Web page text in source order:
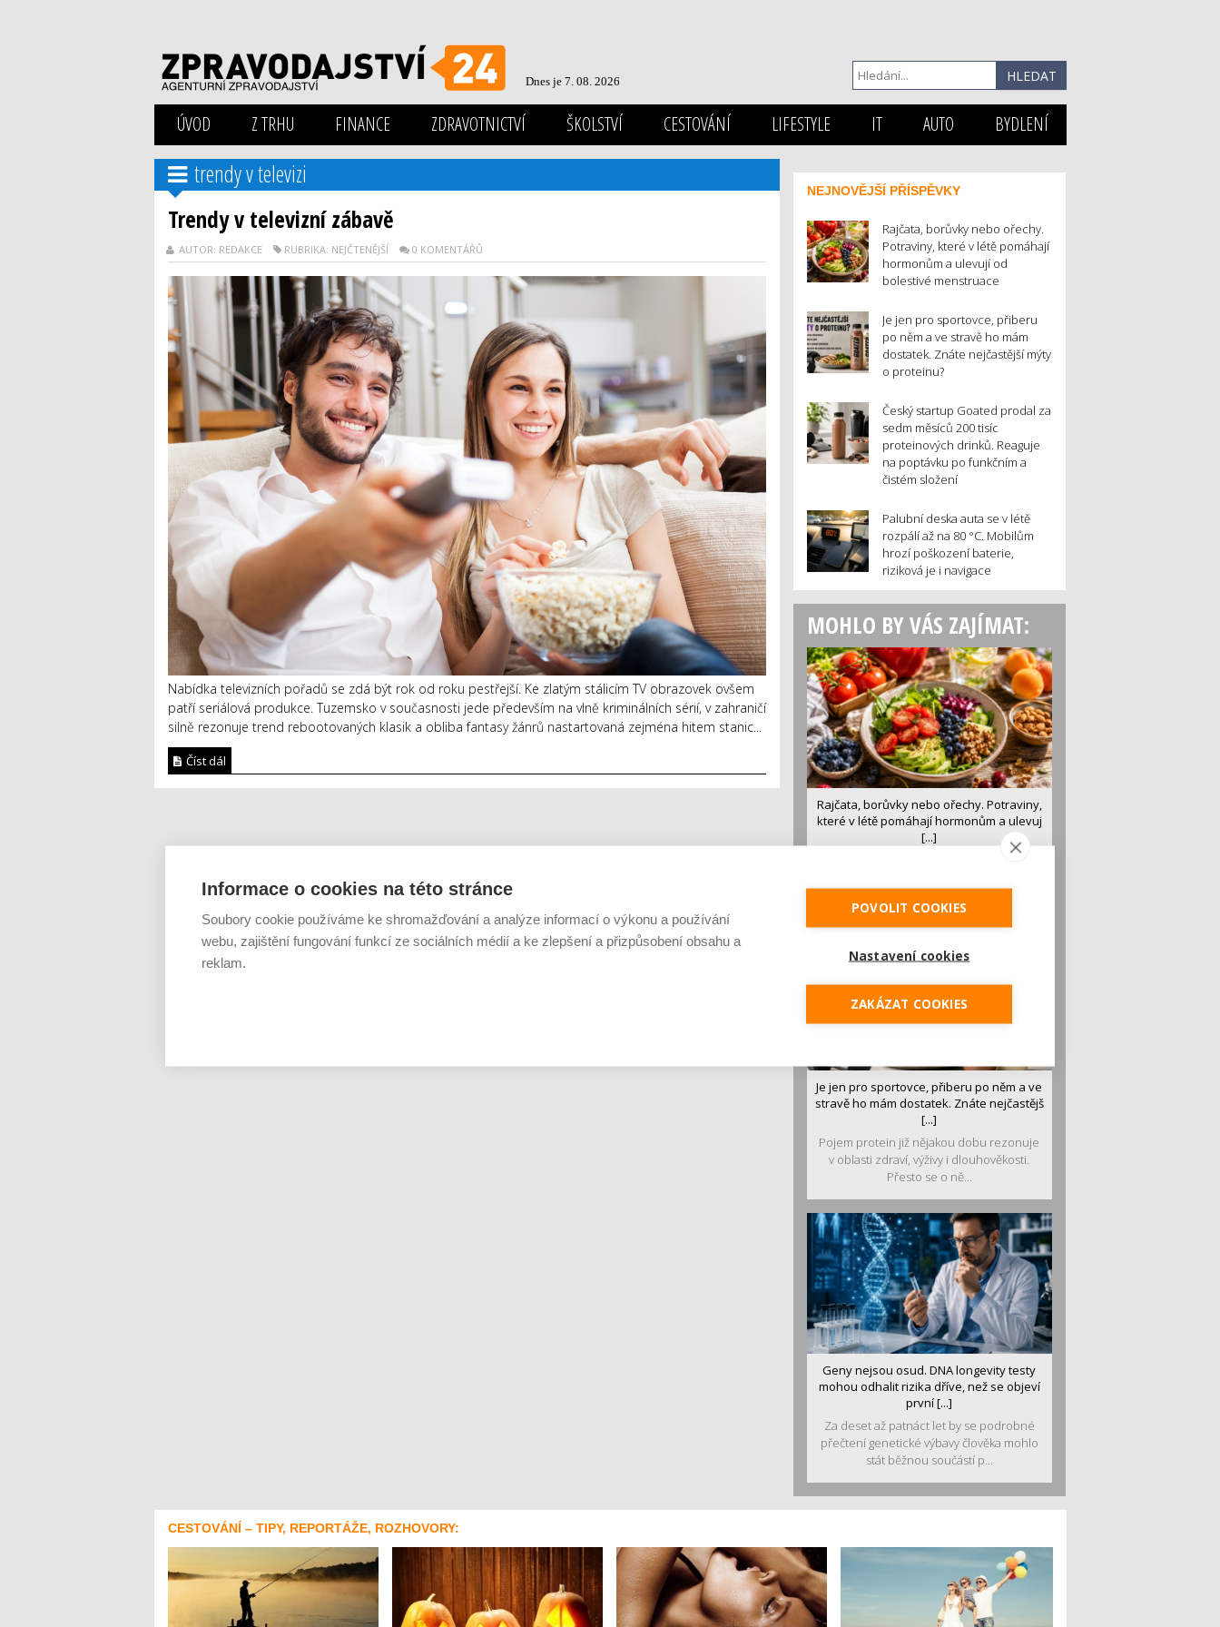
Dnes je 7. 08. 2026
ÚVOD Z TRHU FINANCE ZDRAVOTNICTVÍ ŠKOLSTVÍ CESTOVÁNÍ LIFESTYLE IT AUTO BYDLENÍ
trendy v televizi
Trendy v televizní zábavě
AUTOR: REDAKCE RUBRIKA: NEJČTENĚJŠÍ 0 KOMENTÁŘŮ
Nabídka televizních pořadů se zdá být rok od roku pestřejší. Ke zlatým stálicím TV obrazovek ovšem
patří seriálová produkce. Tuzemsko v současnosti jede především na vlně kriminálních sérií, v zahraničí
silně rezonuje trend rebootovaných klasik a obliba fantasy žánrů nastartovaná zejména hitem stanic...
Číst dál
NEJNOVĚJŠÍ PŘÍSPĚVKY
Rajčata, borůvky nebo ořechy.
Potraviny, které v létě pomáhají
hormonům a ulevují od
bolestivé menstruace
Je jen pro sportovce, přiberu
po něm a ve stravě ho mám
dostatek. Znáte nejčastější mýty
o proteinu?
Český startup Goated prodal za
sedm měsíců 200 tisíc
proteinových drinků. Reaguje
na poptávku po funkčním a
čistém složení
Palubní deska auta se v létě
rozpálí až na 80 °C. Mobilům
hrozí poškození baterie,
riziková je i navigace
MOHLO BY VÁS ZAJÍMAT:
Rajčata, borůvky nebo ořechy. Potraviny,
které v létě pomáhají hormonům a ulevuj
[...]
luštěniny jsou práv...
Je jen pro sportovce, přiberu po něm a ve
stravě ho mám dostatek. Znáte nejčastějš
[...]
Pojem protein již nějakou dobu rezonuje
v oblasti zdraví, výživy i dlouhověkosti.
Přesto se o ně...
Geny nejsou osud. DNA longevity testy
mohou odhalit rizika dříve, než se objeví
první [...]
Za deset až patnáct let by se podrobné
přečtení genetické výbavy člověka mohlo
stát běžnou součástí p...
CESTOVÁNÍ – TIPY, REPORTÁŽE, ROZHOVORY:
Informace o cookies na této stránce
Soubory cookie používáme ke shromažďování a analýze informací o výkonu a používání
webu, zajištění fungování funkcí ze sociálních médií a ke zlepšení a přizpůsobení obsahu a
reklam.
POVOLIT COOKIES
Nastavení cookies
ZAKÁZAT COOKIES